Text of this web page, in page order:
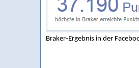
Braker-Ergebnis in der